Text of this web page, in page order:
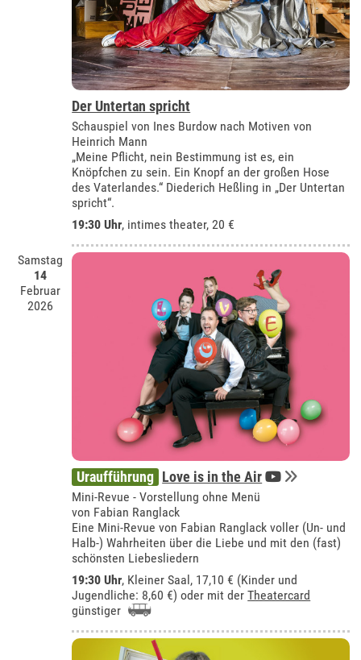
Der Untertan spricht
Schauspiel von Ines Burdow nach Motiven von
Heinrich Mann
„Meine Pflicht, nein Bestimmung ist es, ein
Knöpfchen zu sein. Ein Knopf an der großen Hose
des Vaterlandes.“ Diederich Heßling in „Der Untertan
spricht“.
19:30 Uhr, intimes theater, 20 €
Samstag
14
Februar
2026
Uraufführung Love is in the Air
Mini-Revue - Vorstellung ohne Menü
von Fabian Ranglack
Eine Mini-Revue von Fabian Ranglack voller (Un- und
Halb-) Wahrheiten über die Liebe und mit den (fast)
schönsten Liebesliedern
19:30 Uhr, Kleiner Saal, 17,10 € (Kinder und
Jugendliche: 8,60 €) oder mit derTheatercard
günstiger